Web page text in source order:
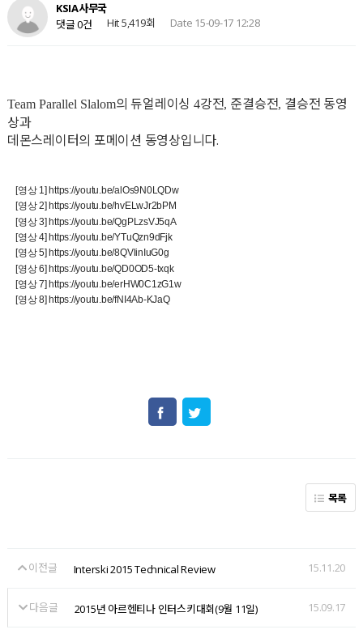
KSIA사무국
댓글 0건
Hit 5,419회 Date 15-09-17 12:28
Team Parallel Slalom의 듀얼레이싱 4강전, 준결승전, 결승전 동영
상과
데몬스레이터의 포메이션 동영상입니다.
[영상 1] https://youtu.be/alOs9N0LQDw
[영상 2] https://youtu.be/hvELwJr2bPM
[영상 3] https://youtu.be/QgPLzsVJ5qA
[영상 4] https://youtu.be/YTuQzn9dFjk
[영상 5] https://youtu.be/8QVlinIuG0g
[영상 6] https://youtu.be/QD0OD5-txqk
[영상 7] https://youtu.be/erHW0C1zG1w
[영상 8] https://youtu.be/fNI4Ab-KJaQ
목록
이전글 Interski 2015 Technical Review 15.11.20
다음글 2015년 아르헨티나 인터스키대회(9월 11일) 15.09.17